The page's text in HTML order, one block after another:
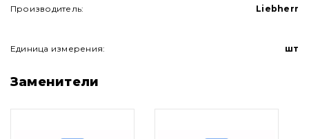
Контакты
Производитель: Liebherr
Единица измерения: шт
Заменители